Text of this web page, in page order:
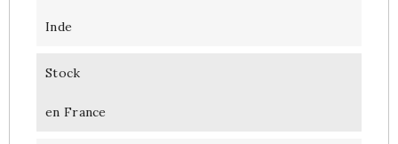
Inde
Stock
en France